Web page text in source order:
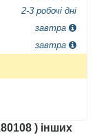
2-3 робочі дні
завтра
завтра
) інших